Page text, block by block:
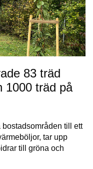
83 träd
1000 träd på
till ett
tar upp
till gröna och